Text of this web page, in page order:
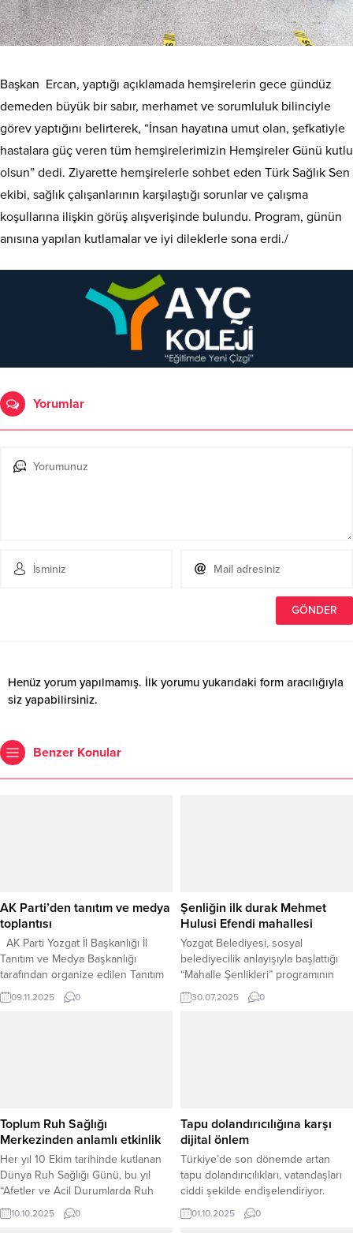
Başkan Ercan, yaptığı açıklamada hemşirelerin gece gündüz
demeden büyük bir sabır, merhamet ve sorumluluk bilinciyle
görev yaptığını belirterek, “İnsan hayatına umut olan, şefkatiyle
hastalara güç veren tüm hemşirelerimizin Hemşireler Günü kutlu
olsun” dedi. Ziyarette hemşirelerle sohbet eden Türk Sağlık Sen
ekibi, sağlık çalışanlarının karşılaştığı sorunlar ve çalışma
koşullarına ilişkin görüş alışverişinde bulundu. Program, günün
anısına yapılan kutlamalar ve iyi dileklerle sona erdi./
Yorumlar
Henüz yorum yapılmamış. İlk yorumu yukarıdaki form aracılığıyla
siz yapabilirsiniz.
Benzer Konular
AK Parti’den tanıtım ve medya
toplantısı
AK Parti Yozgat İl Başkanlığı İl
Tanıtım ve Medya Başkanlığı
tarafından organize edilen Tanıtım
ve Medya Başkanları İstişare ve
Değerlendirme Toplantısı, parti
konuşmasını yapan İl...
09.11.2025 0
Şenliğin ilk durak Mehmet
Hulusi Efendi mahallesi
Yozgat Belediyesi, sosyal
belediyecilik anlayışıyla başlattığı
“Mahalle Şenlikleri” programının
ilkini Mehmet Hulusi Efendi
Mahallesi’nde gerçekleştirdi. Klasik
mahallelere de eşit şekilde
ulaşmasını sağlamak olduğunu
belirtti. “MAHALLELERİMİZİN DE
YOZGAT’IN NİMETLERİNDEN EŞİT...
30.07.2025 0
Toplum Ruh Sağlığı
Merkezinden anlamlı etkinlik
Her yıl 10 Ekim tarihinde kutlanan
Dünya Ruh Sağlığı Günü, bu yıl
“Afetler ve Acil Durumlarda Ruh
Sağlığına Erişim” temasıyla tüm
dünyada olduğu gibi Yozgat’ta da
10.10.2025 0
Tapu dolandırıcılığına karşı
dijital önlem
Türkiye’de son dönemde artan
tapu dolandırıcılıkları, vatandaşları
ciddi şekilde endişelendiriyor.
Sahte vekaletler ve kimliklerle
yapılan girişimler, mülk sahipleri için
01.10.2025 0